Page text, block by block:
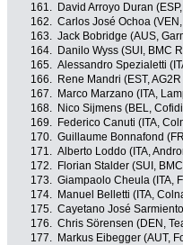
161.
David Arroyo Duran
162. Carlos José Ochoa
163. Jack Bobridge (AUS,
164.
Danilo Wyss (SUI, BMC
165. Alessandro Spezialetti
166.
Rene Mandri (EST,
167.
Marco Marzano (ITA,
168.
Nico Sijmens (BEL,
169.
Federico Canuti (ITA,
170. Guillaume Bonnafond
171. Alberto Loddo (ITA,
172.
Florian Stalder (SUI,
173. Giampaolo Cheula (ITA,
174.
Manuel Belletti (ITA,
175. Cayetano José
176. Chris Sörensen (DEN,
177.
Markus Eibegger (AUT,